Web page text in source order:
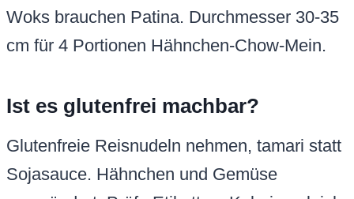
Woks brauchen Patina. Durchmesser 30-35
cm für 4 Portionen Hähnchen-Chow-Mein.
Ist es glutenfrei machbar?
Glutenfreie Reisnudeln nehmen, tamari statt
Sojasauce. Hähnchen und Gemüse